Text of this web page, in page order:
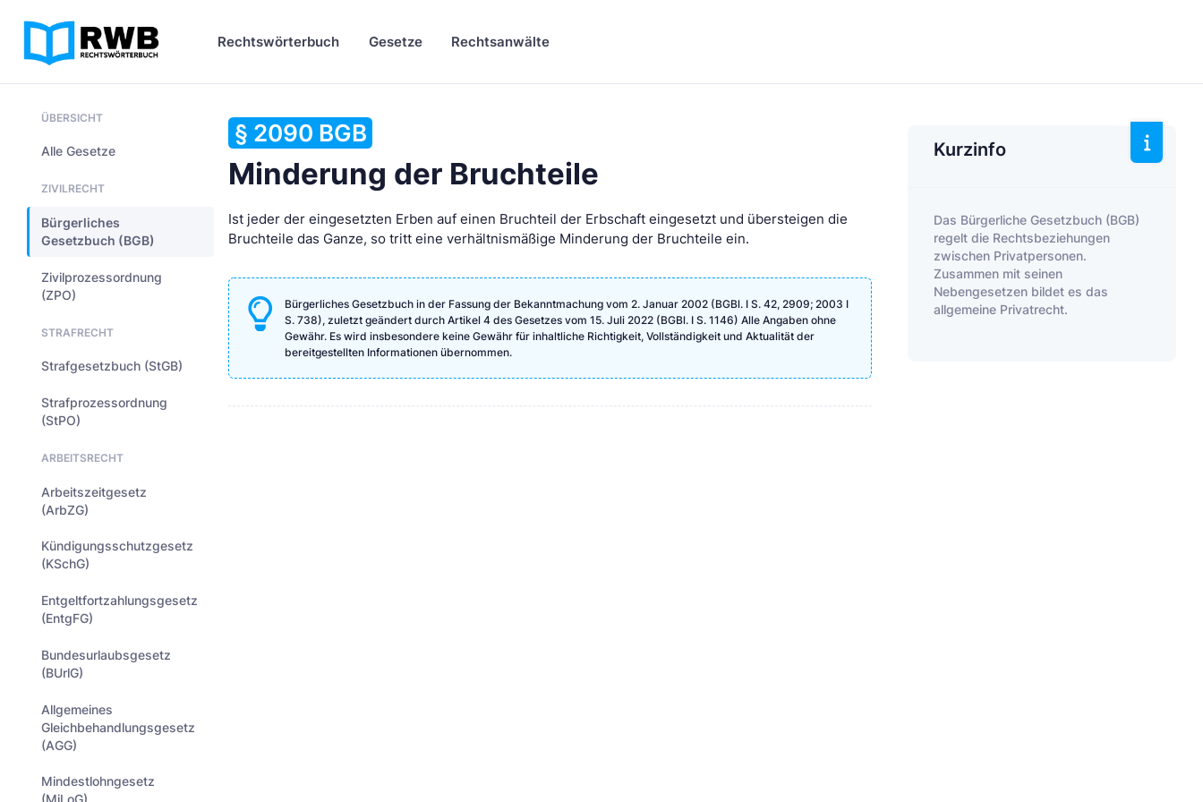
Rechtswörterbuch Gesetze Rechtsanwälte
ÜBERSICHT
Alle Gesetze
ZIVILRECHT
Bürgerliches
Gesetzbuch (BGB)
Zivilprozessordnung
(ZPO)
STRAFRECHT
Strafgesetzbuch (StGB)
Strafprozessordnung
(StPO)
ARBEITSRECHT
Arbeitszeitgesetz
(ArbZG)
Kündigungsschutzgesetz
(KSchG)
Entgeltfortzahlungsgesetz
(EntgFG)
Bundesurlaubsgesetz
(BUrlG)
Allgemeines
Gleichbehandlungsgesetz
(AGG)
Mindestlohngesetz
§ 2090 BGB
Minderung der Bruchteile
Ist jeder der eingesetzten Erben auf einen Bruchteil der Erbschaft eingesetzt und übersteigen die
Bruchteile das Ganze, so tritt eine verhältnismäßige Minderung der Bruchteile ein.
Bürgerliches Gesetzbuch in der Fassung der Bekanntmachung vom 2. Januar 2002 (BGBl. I S. 42, 2909; 2003 I
S. 738), zuletzt geändert durch Artikel 4 des Gesetzes vom 15. Juli 2022 (BGBl. I S. 1146) Alle Angaben ohne
Gewähr. Es wird insbesondere keine Gewähr für inhaltliche Richtigkeit, Vollständigkeit und Aktualität der
bereitgestellten Informationen übernommen.
Kurzinfo
Das Bürgerliche Gesetzbuch (BGB)
regelt die Rechtsbeziehungen
zwischen Privatpersonen.
Zusammen mit seinen
Nebengesetzen bildet es das
allgemeine Privatrecht.